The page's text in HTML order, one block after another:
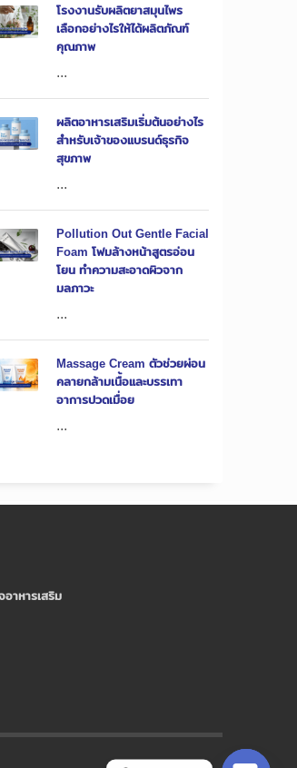
โรงงานรับผลิตยาสมุนไพร
เลือกอย่างไรให้ได้ผลิตภัณฑ์
คุณภาพ
...
ผลิตอาหารเสริมเริ่มต้นอย่างไร
สำหรับเจ้าของแบรนด์ธุรกิจ
สุขภาพ
...
Pollution Out Gentle Facial
Foam โฟมล้างหน้าสูตรอ่อน
โยน ทำความสะอาดผิวจาก
มลภาวะ
...
Massage Cream ตัวช่วยผ่อน
คลายกล้ามเนื้อและบรรเทา
อาการปวดเมื่อย
...
าหารเสริม